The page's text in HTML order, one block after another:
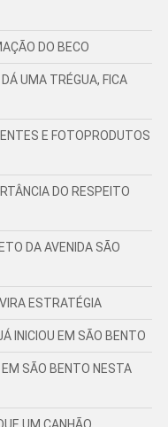
DO BECO
UMA TRÉGUA, FICA
E FOTOPRODUTOS
DO RESPEITO
DA AVENIDA SÃO
ESTRATÉGIA
INICIOU EM SÃO BENTO
SÃO BENTO NESTA